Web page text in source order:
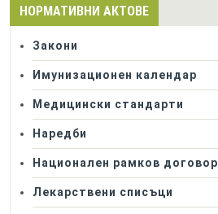
НОРМАТИВНИ АКТОВЕ
Закони
Имунизационен календар
Медицински стандарти
Наредби
Национален рамков договор
Лекарствени списъци